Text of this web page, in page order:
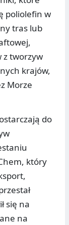
poliolefin w
tras lub
tworzyw
krajów,
Morze
do
który
się na
na